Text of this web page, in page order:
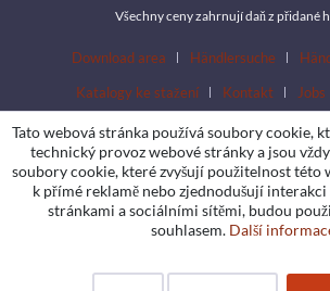
Všechny ceny zahrnují daň z přidané
Download area Händlersuche
Katalogy ke stažení
Kontakt Jobs
Tato webová stránka používá soubory cookie,
technický provoz webové stránky a jsou
soubory cookie, které zvyšují použitelnost této
k přímé reklamě nebo zjednodušují
stránkami a sociálními sítěmi, budou
souhlasem. Další